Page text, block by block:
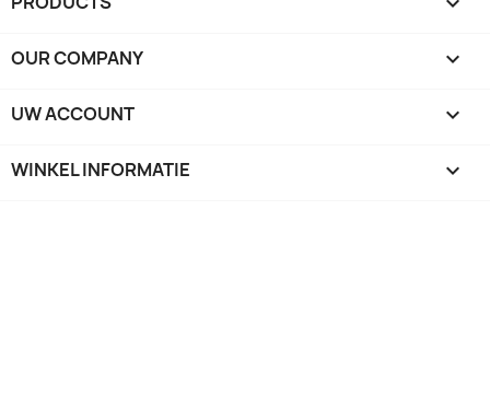
OUR COMPANY 
UW ACCOUNT 
WINKEL INFORMATIE keyboard_arrow_down